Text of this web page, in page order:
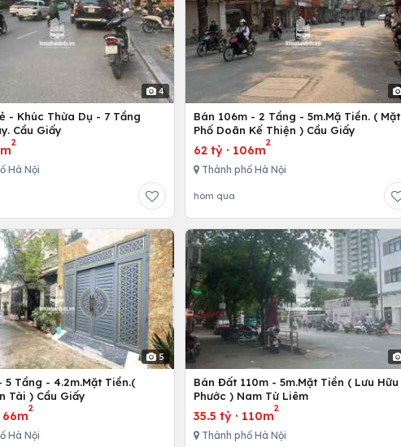
4
- Khúc Thừa Dụ - 7 Tầng
Cầu Giấy
2
Hà Nội
Bán 106m - 2 Tầng - 5m.Mặ Tiền. ( Mặt
Phố Doãn Kế Thiện ) Cầu Giấy
62 tỷ· 106m
2
Thành phố Hà Nội
hôm qua
5
5 Tầng - 4.2m.Mặt Tiền.(
Tài ) Cầu Giấy
66m
2
Hà Nội
Bán Đất 110m - 5m.Mặt Tiền ( Lưu Hữu
Phước ) Nam Từ Liêm
35.5 tỷ· 110m
2
Thành phố Hà Nội